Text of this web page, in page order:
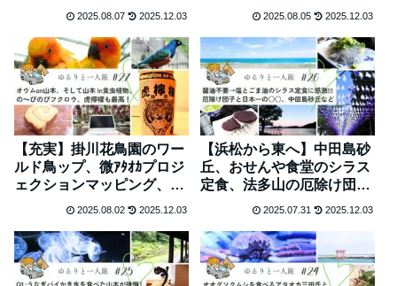
電、やまだ食堂も麵屋ブル
2025.08.07 2025.12.03
ミの富士宮焼きそばと、世
2025.08.05 2025.12.03
【充実】掛川花鳥園のワー
ルド鳥ップ、微ｱﾀｵｶプロジ
ェクションマッピング、日
本一おいしいレモンサワー
2025.08.02 2025.12.03
【浜松から東へ】中田島砂
丘、おせんや食堂のシラス
定食、法多山の厄除け団
子、地元スーパーLUCK
2025.07.31 2025.12.03